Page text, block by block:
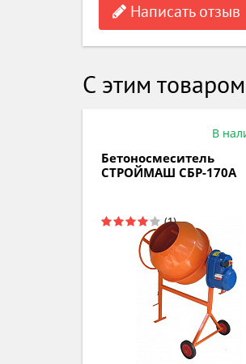
Написать отзыв
С этим
В
Бетоносмеситель
СТРОЙМАШ СБР-170А